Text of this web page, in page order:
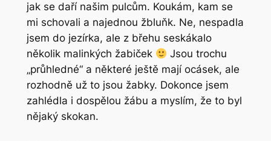
jak se daří našim pulcům. Koukám, kam se
mi schovali a najednou žbluňk. Ne, nespadla
jsem do jezírka, ale z břehu seskákalo
několik malinkých žabiček
Jsou trochu
„průhledné“ a některé ještě mají ocásek, ale
rozhodně už to jsou žabky. Dokonce jsem
zahlédla i dospělou žábu a myslím, že to byl
nějaký skokan.